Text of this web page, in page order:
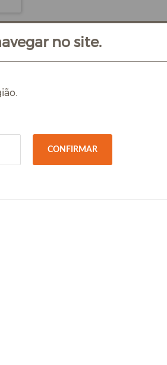
CONFIRMAR
no site.